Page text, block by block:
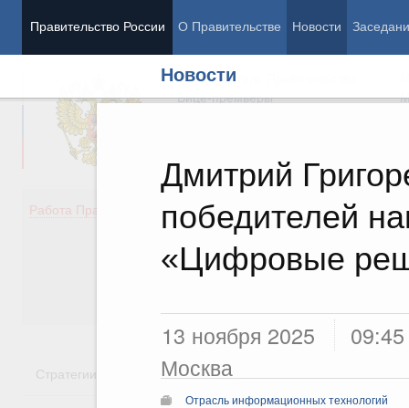
Правительство России О Правительстве Новости
Новости
Дмитрий
победителей
«Цифровые
13 ноября 2025
09:45
Москва
Отрасль информационных технологий
Председатель Правительства
Вице-премьеры
Работа Правительства
Демография
Здоровье
Образование
Культура
Стратегии Государственные программы